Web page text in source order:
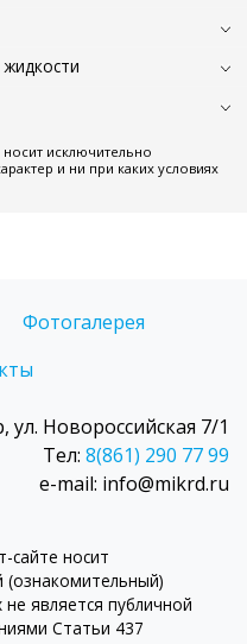
исключительно
и ни при каких условиях
Фотогалерея
ул. Новороссийская 7/1
Тел: 8(861) 290 77 99
e-mail: info@mikrd.ru
сайте носит
является публичной
Статьи 437